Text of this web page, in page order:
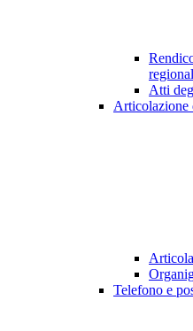
Atti
Telefono e